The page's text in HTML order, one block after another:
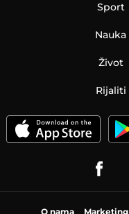
Sport
Nauka
Život
Rijaliti
O nama Marketing